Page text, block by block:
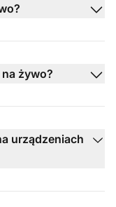
żywo?
urządzeniach